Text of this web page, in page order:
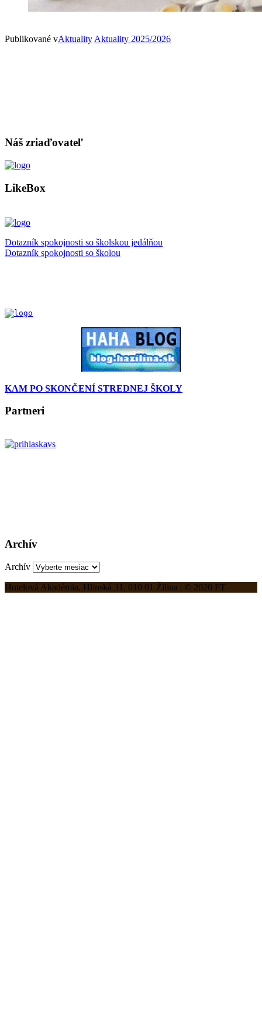
Publikované vAktuality Aktuality 2025/2026
Náš zriaďovateľ
LikeBox
Dotazník spokojnosti so školskou jedálňou
Dotazník spokojnosti so školou
KAM PO SKONČENÍ STREDNEJ ŠKOLY
Partneri
Archív
Archív
Hotelová Akadémia, Hlinská 31, 010 01 Žilina | © 2020 FT